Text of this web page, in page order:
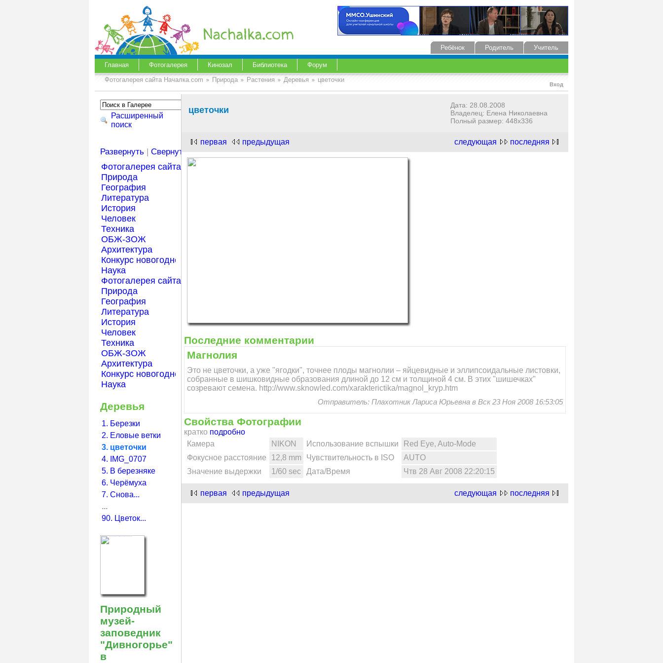
Учитель
Родитель
Ребёнок
Главная Фотогалерея Кинозал Библиотека Форум
Вход
Фотогалерея сайта Началка.com Природа Растения Деревья цветочки
Расширенный
поиск
Развернуть |Свернуть
Фотогалерея сайта Началка.com
Природа
География
Литература
История
Человек
Техника
ОБЖ-ЗОЖ
Архитектура
Конкурс новогодней открытки "Нарисуем Новый год"!
Наука
Фотогалерея сайта Началка.com
Природа
География
Литература
История
Человек
Техника
ОБЖ-ЗОЖ
Архитектура
Конкурс новогодней открытки "Нарисуем Новый год"!
Наука
Деревья
1. Березки
2. Еловые ветки
3. цветочки
4. IMG_0707
5. В березняке
6. Черёмуха
7. Снова...
...
90. Цветок...
Природный
музей-
заповедник
"Дивногорье"
в
цветочки
Дата: 28.08.2008
Владелец: Елена Николаевна
Полный размер: 448x336
следующая последняя
первая предыдущая
Последние комментарии
Магнолия
Это не цветочки, а уже "ягодки", точнее плоды магнолии – яйцевидные и эллипсоидальные листовки,
собранные в шишковидные образования длиной до 12 см и толщиной 4 см. В этих "шишечках"
созревают семена. http://www.sknowled.com/xarakterictika/magnol_kryp.htm
Отправитель: Плахотник Лариса Юрьевна в Вск 23 Ноя 2008 16:53:05
Свойства Фотографии
кратко подробно
Камера
NIKON Использование вспышки
Red Eye, Auto-Mode
Фокусное расстояние
12,8 mm Чувствительность в ISO
AUTO
Значение выдержки
1/60 sec Дата/Время Чтв 28 Авг 2008 22:20:15
следующая последняя
первая предыдущая